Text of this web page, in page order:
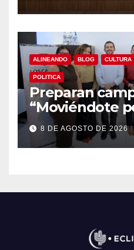
ALINEANDO BLOG CULTURA
POLITICA
Preparan
“Moviéndote
Derechos
fortalecer la
protección de
8 DE AGOSTO DE 2026